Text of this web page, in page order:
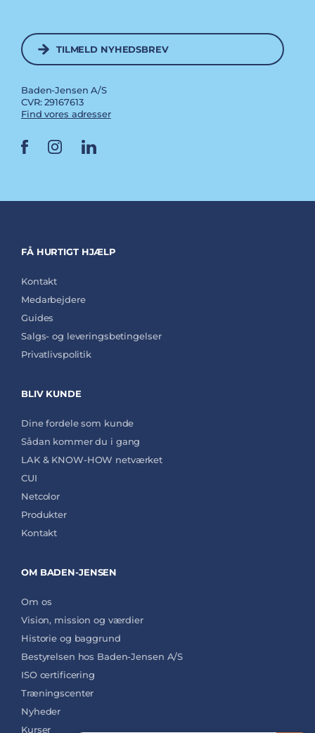
TILMELD NYHEDSBREV
Baden-Jensen A/S
CVR: 29167613
Find vores adresser
FÅ HURTIGT HJÆLP
Kontakt
Medarbejdere
Guides
Salgs- og leveringsbetingelser
Privatlivspolitik
BLIV KUNDE
Dine fordele som kunde
Sådan kommer du i gang
LAK & KNOW-HOW netværket
CUI
Netcolor
Produkter
Kontakt
OM BADEN-JENSEN
Om os
Vision, mission og værdier
Historie og baggrund
Bestyrelsen hos Baden-Jensen A/S
ISO certificering
Træningscenter
Nyheder
Kurser